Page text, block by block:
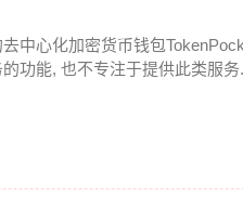
中心化加密货币钱包
功能, 也不专注于提供此类服务